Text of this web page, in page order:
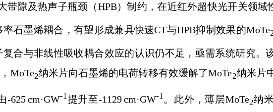
带隙及热声子瓶颈（HPB）制约，在近红外超快光开关领域
石墨烯耦合，有望形成兼具快速CT与HPB抑制效果的MoTe
合与非线性吸收耦合效应的认识仍不足，亟需系统研究。
MoTe2纳米片向石墨烯的电荷转移有效缓解了MoTe2纳米片
625 cm·GW-1 提升至-1129 cm·GW-1 。此外，薄层MoTe2纳